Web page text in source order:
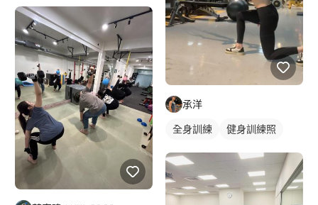
承洋
全身訓練 健身訓練照